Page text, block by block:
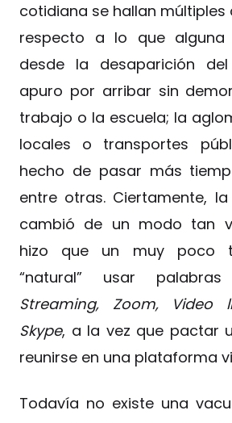
cotidiana se hallan múltiples
respecto a lo que alguna
desde la desaparición
apuro por arribar sin
trabajo o la escuela; la
locales o transportes
hecho de pasar más
entre otras. Ciertamente,
cambió de un modo tan
hizo que un muy poco
“natural” usar
Streaming, Zoom, Video
Skype, a la vez que pactar
reunirse en una plataforma
Todavía no existe una